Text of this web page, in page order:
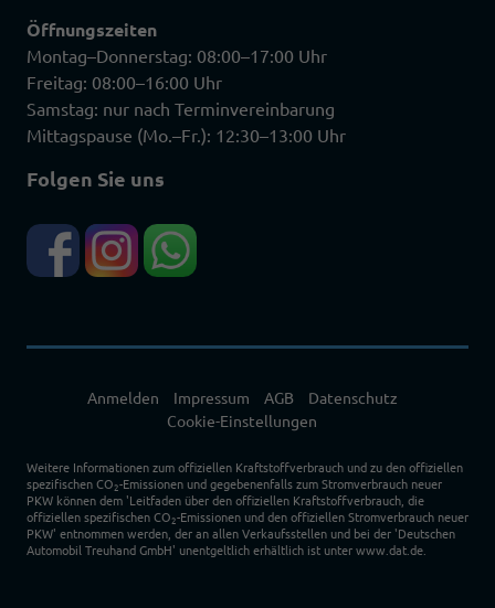
Öffnungszeiten
Montag–Donnerstag: 08:00–17:00 Uhr
Freitag: 08:00–16:00 Uhr
Samstag: nur nach Terminvereinbarung
Mittagspause (Mo.–Fr.): 12:30–13:00 Uhr
Folgen Sie uns
Anmelden Impressum AGB
Datenschutz
Cookie-Einstellungen
Weitere Informationen zum offiziellen Kraftstoffverbrauch und zu den offiziellen
spezifischen CO2-Emissionen und gegebenenfalls zum Stromverbrauch neuer
PKW können dem 'Leitfaden über den offiziellen Kraftstoffverbrauch, die
offiziellen spezifischen CO2-Emissionen und den offiziellen Stromverbrauch neuer
PKW' entnommen werden, der an allen Verkaufsstellen und bei der 'Deutschen
Automobil Treuhand GmbH' unentgeltlich erhältlich ist unter www.dat.de.